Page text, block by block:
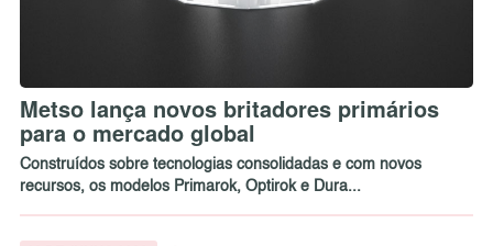
Metso lança novos britadores primários
para o mercado global
Construídos sobre tecnologias consolidadas e com novos
recursos, os modelos Primarok, Optirok e Dura...